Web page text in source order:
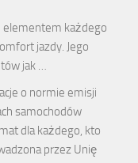
elementem każdego
jazdy. Jego
jak …
o normie emisji
samochodów
dla każdego, kto
przez Unię